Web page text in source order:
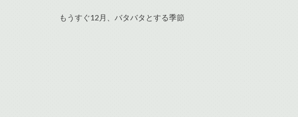
もうすぐ12月、バタバタとする季節